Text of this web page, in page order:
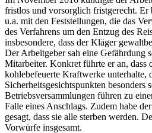
fristlos und vorsorglich fristgerecht.
u.a. mit den Feststellungen, die das
des Verfahrens um den Entzug des
insbesondere, dass der Kläger
Der Arbeitgeber sah eine Gefährdung
Mitarbeiter. Konkret führte er an, dass
kohlebefeuerte Kraftwerke unterhalte,
Sicherheitsgesichtspunkten besonders
Betriebsversammlungen führen zu
Falle eines Anschlags. Zudem habe
gesagt, dass sie alle sterben werden.
Vorwürfe insgesamt.